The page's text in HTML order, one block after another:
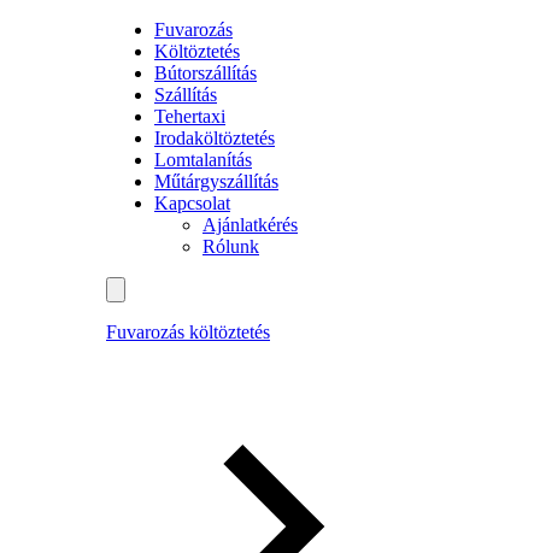
Fuvarozás
Költöztetés
Bútorszállítás
Szállítás
Tehertaxi
Irodaköltöztetés
Lomtalanítás
Műtárgyszállítás
Kapcsolat
Ajánlatkérés
Rólunk
Fuvarozás költöztetés